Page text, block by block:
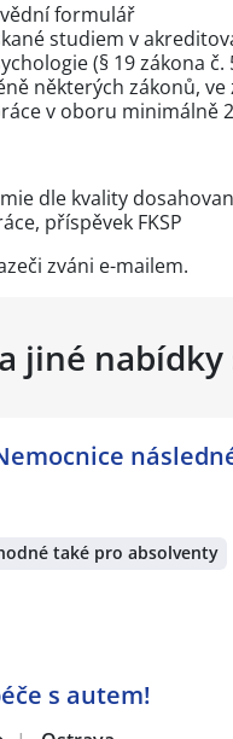
formulář
studiem v
(§ 19 zákona č.
některých zákonů, ve
v oboru minimálně
dle kvality
příspěvek FKSP
zváni e-mailem.
jiné
také pro absolventy
s autem!